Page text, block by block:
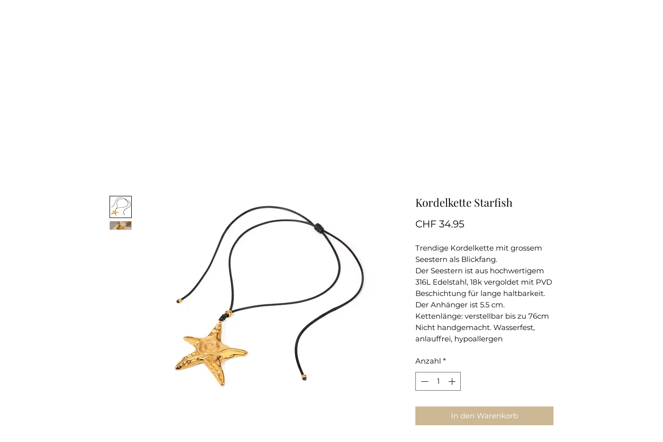
Kordelkette Starfish
CHF 34.95Preis
Trendige Kordelkette mit grossem
Seestern als Blickfang.
Der Seestern ist aus hochwertigem
316L Edelstahl, 18k vergoldet mit PVD
Beschichtung für lange haltbarkeit.
Der Anhänger ist 5.5 cm.
Kettenlänge: verstellbar bis zu 76cm
Nicht handgemacht. Wasserfest,
anlauffrei, hypoallergen
Anzahl *
In den Warenkorb